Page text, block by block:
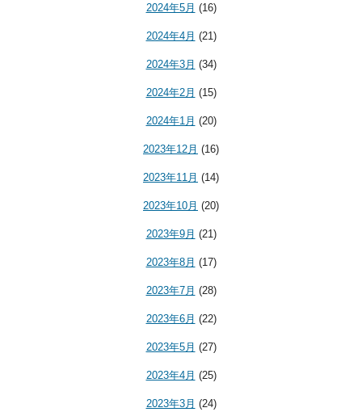
2024年5月 (16)
2024年4月 (21)
2024年3月 (34)
2024年2月 (15)
2024年1月 (20)
2023年12月 (16)
2023年11月 (14)
2023年10月 (20)
2023年9月 (21)
2023年8月 (17)
2023年7月 (28)
2023年6月 (22)
2023年5月 (27)
2023年4月 (25)
2023年3月 (24)